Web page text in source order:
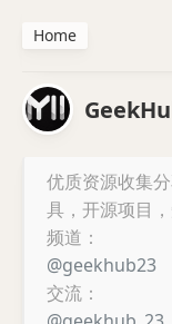
优质资源收集
具，开源项目
频道：
@geekhub23
交流：
Home